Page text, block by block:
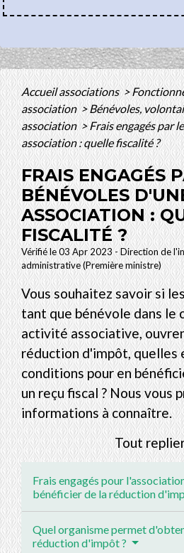
Accueil associations>
association > Bénévoles,
association>Frais engagés par
association : quelle fiscalité ?
FRAIS ENGAGÉS
BÉNÉVOLES
ASSOCIATION :
FISCALITÉ ?
Vérifié le 03 Apr 2023 - Direction de
administrative (Première ministre)
Vous souhaitez savoir si
tant que bénévole dans le
activité associative,
réduction d'impôt, quelles
conditions pour en
un reçu fiscal ? Nous vous
informations à connaître.
Tout
Frais engagés pour
bénéficier de la réduction
Quel organisme permet
réduction d'impôt ?